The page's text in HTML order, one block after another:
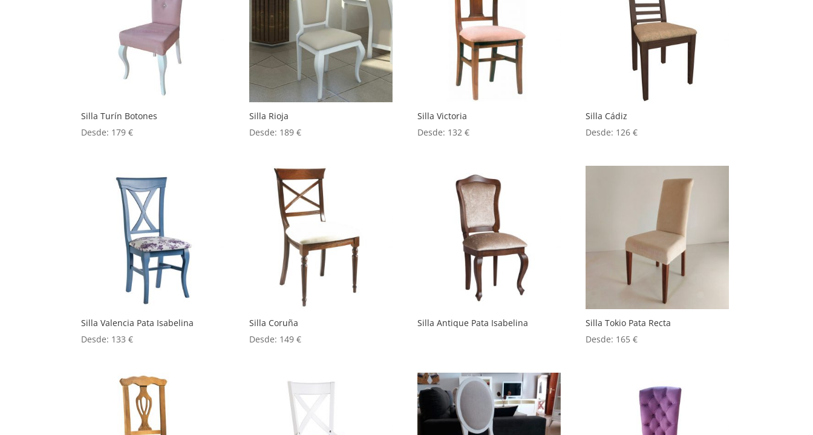
Silla Turín Botones
Desde: 179€
Silla Rioja
Desde: 189€
Silla Victoria
Desde: 132€
Silla Cádiz
Desde: 126€
Silla Valencia Pata Isabelina
Desde: 133€
Silla Coruña
Desde: 149€
Silla Antique Pata Isabelina
Silla Tokio Pata Recta
Desde: 165€